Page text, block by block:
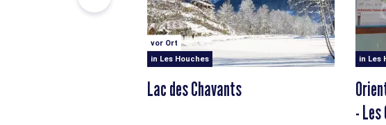
vor Ort
in Les Houches
Lac des Chavants
in Les
-